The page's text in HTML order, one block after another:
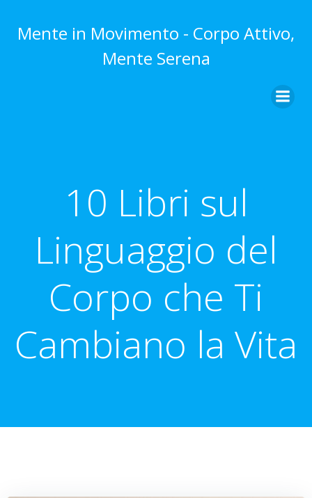
contenuto
Mente in Movimento - Corpo Attivo,
Mente Serena
10 Libri sul
Linguaggio del
Corpo che Ti
Cambiano la Vita